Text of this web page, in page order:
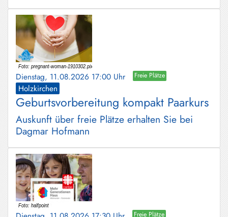
Dienstag, 11.08.2026 17:00 Uhr Freie Plätze
Holzkirchen
Geburtsvorbereitung kompakt Paarkurs
Auskunft über freie Plätze erhalten Sie bei
Dagmar Hofmann
Freie Plätze